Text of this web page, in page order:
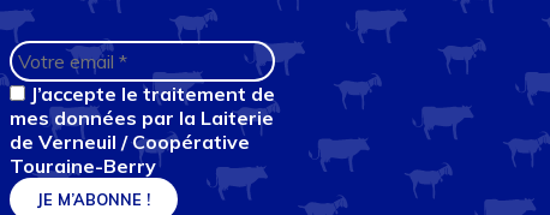
J’accepte le traitement de
mes données par la Laiterie
de Verneuil / Coopérative
Touraine-Berry